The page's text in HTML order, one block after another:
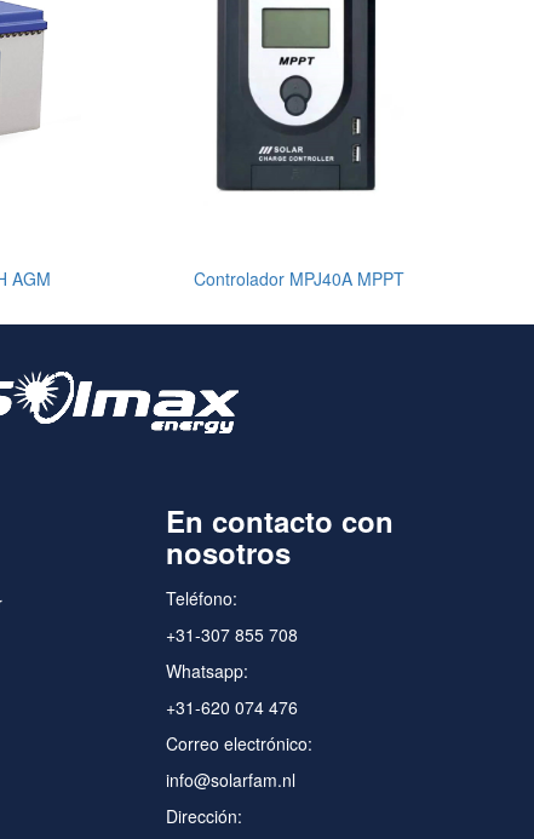
AGM Controlador MPJ40A MPPT
En contacto con
nosotros
Teléfono:
+31-307 855 708
Whatsapp:
+31-620 074 476
Correo electrónico:
info@solarfam.nl
Dirección: